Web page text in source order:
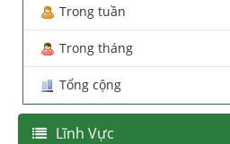
Trong tuần
Trong tháng
Tổng cộng
Lĩnh Vực